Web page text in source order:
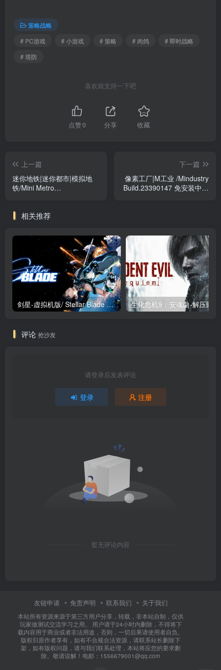
策略战略
# PC游戏
# 小游戏 # 策略 # 肉鸽
# 即时战略
# 塔防
喜欢就支持一下吧
点赞0 分享 收藏
上一篇
迷你地铁|迷你都市|模拟地
铁/Mini Metro
下一篇
像素工厂|M工业 /Mindustry
Build.23390147 免安装中文
相关推荐
剑星-虚拟机版/ Stellar Blade v1.4.1|Build.19963153 终极版新补丁 送修改器 免安装中文版
评论 抢沙发
请登录后发表评论
登录 注册
暂无评论内容
友链申请 免责声明 联系我们 关于我们
本站所有资源来源于第三方用户分享，转载，非本站自制，仅供
玩家做测试交流学习之用。 用户请于24小时内删除，不得将下
载内容用于商业或者非法用途，否则，一切后果请使用者自负。
版权归原作者享有，如有不合规合法资源，请联系站长删除下
架，如有版权问题，请与我们联系处理，本站将应您的要求删
除。敬请谅解！电邮：1556679001@qq.com